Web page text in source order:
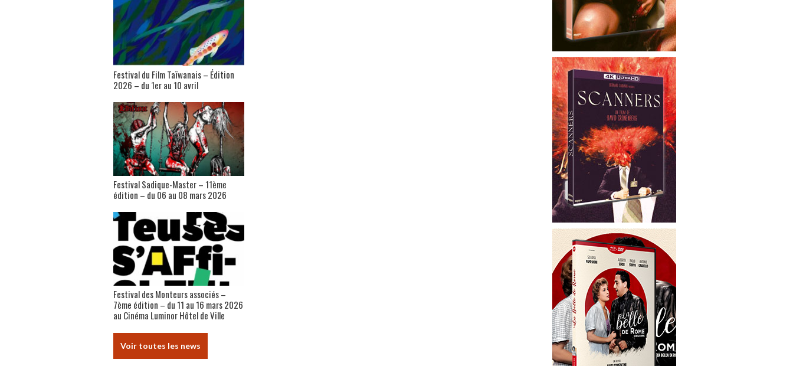
Festival du Film Taïwanais – Édition
2026 – du 1er au 10 avril
Festival Sadique-Master – 11ème
édition – du 06 au 08 mars 2026
Festival des Monteurs associés –
7ème édition – du 11 au 16 mars 2026
au Cinéma Luminor Hôtel de Ville
Voir toutes les news